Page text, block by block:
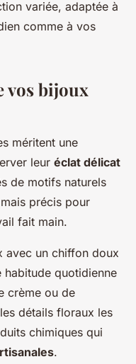
variée, adaptée à
comme à vos
vos bijoux
méritent une
leur éclat délicat
de motifs naturels
précis pour
fait main.
avec un chiffon doux
quotidienne
crème ou de
détails floraux les
chimiques qui
.